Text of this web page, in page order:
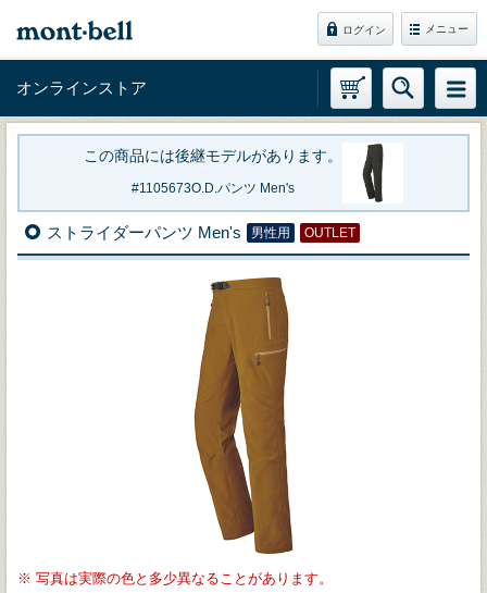
ログイン メニュー
オンラインストア
この商品には後継モデルがあります。
1105673O.D.パンツ Men's
ストライダーパンツ Men's 男性用 OUTLET
※ 写真は実際の色と多少異なることがあります。